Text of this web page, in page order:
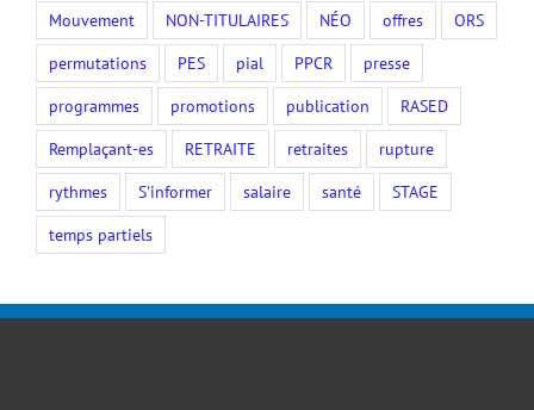
Mouvement
NON-TITULAIRES NÉO offres
ORS
permutations
PES pial PPCR
presse
programmes
promotions publication
RASED
Remplaçant-es
RETRAITE retraites
rupture
rythmes
S'informer salaire santé
STAGE
temps partiels